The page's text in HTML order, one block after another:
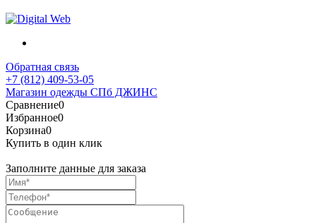
Обратная связь
+7 (812) 409-53-05
Магазин одежды СПб ДЖИНС
Сравнение0
Избранное0
Корзина0
Купить в один клик
Заполните данные для заказа